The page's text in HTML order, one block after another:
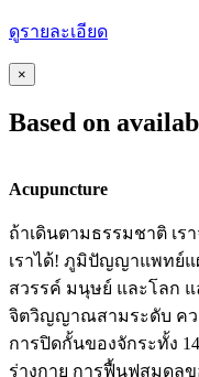
ดูรายละเอียด
×
Based on
Acupuncture
ถ้าเดินตามธรรมชาติ เร
เราได้! ภูมิปัญญาแพทย์
สวรรค์ มนุษย์ และโลก แ
จิตวิญญาณสามระดับ คว
การปิดกั้นของจักระทั้ง
ร่างกาย การฟื้นฟูสมดุล